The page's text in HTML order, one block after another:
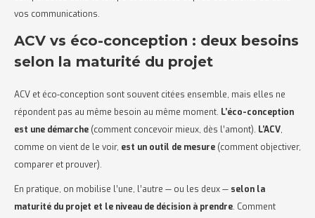
vos communications.
ACV vs éco-conception : deux besoins
selon la maturité du projet
ACV et éco-conception sont souvent citées ensemble, mais elles ne
répondent pas au même besoin au même moment. L’éco-conception
est une démarche (comment concevoir mieux, dès l’amont). L’ACV,
comme on vient de le voir, est un outil de mesure (comment objectiver,
comparer et prouver).
En pratique, on mobilise l’une, l’autre — ou les deux — selon la
maturité du projet et le niveau de décision à prendre. Comment